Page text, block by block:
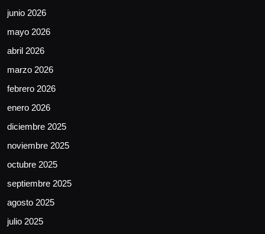
junio 2026
mayo 2026
abril 2026
marzo 2026
febrero 2026
enero 2026
diciembre 2025
noviembre 2025
octubre 2025
septiembre 2025
agosto 2025
julio 2025